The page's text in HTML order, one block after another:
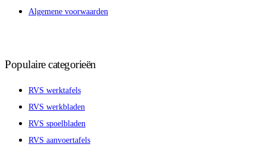
Algemene voorwaarden
Populaire categorieën
RVS werktafels
RVS werkbladen
RVS spoelbladen
RVS aanvoertafels